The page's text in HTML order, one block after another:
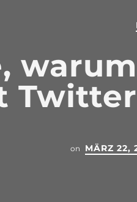
on MÄRZ 22,